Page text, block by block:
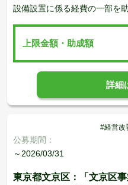
設備設置に係る経費の一部を
上限金額・助成額
詳細
#経営改
公募期間：
～2026/03/31
東京都文京区：「文京区